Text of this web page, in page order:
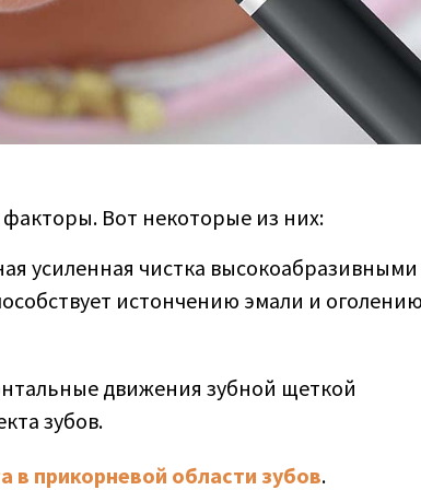
Вот некоторые из них:
усиленная чистка высокоабразивными
истончению эмали и
движения зубной щеткой
зубов.
в прикорневой области зубов.